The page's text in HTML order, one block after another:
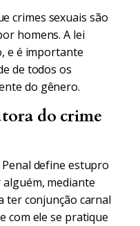
crimes sexuais são
homens. A lei
e é importante
de todos os
do gênero.
do crime
define estupro
mediante
ter conjunção carnal
com ele se pratique